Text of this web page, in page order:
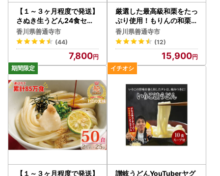
【１～３ヶ月程度で発送】
さぬき生うどん24食セッ
ト（２人前×12袋）_Z260
0041
香川県善通寺市
(44)
7,800
厳選した最高級和栗をたっ
ぷり使用！もりんの和栗モ
ンブラン_Z2600005
香川県善通寺市
(12)
15,900
【１～３ヶ月程度で発送】
讃岐うどんYouTuberヤグ